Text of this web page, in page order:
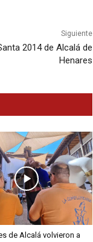
Siguiente
2014 de Alcalá de
Henares
de Alcalá volvieron a